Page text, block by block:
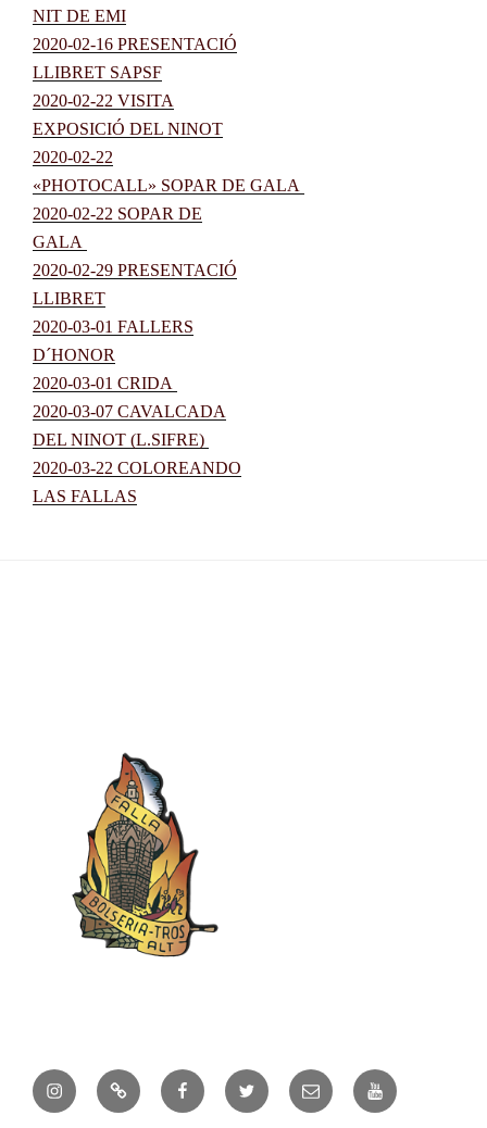
NIT DE EMI
2020-02-16 PRESENTACIÓ
LLIBRET SAPSF
2020-02-22 VISITA
EXPOSICIÓ DEL NINOT
2020-02-22
«PHOTOCALL» SOPAR DE GALA
2020-02-22 SOPAR DE
GALA
2020-02-29 PRESENTACIÓ
LLIBRET
2020-03-01 FALLERS
D´HONOR
2020-03-01 CRIDA
2020-03-07 CAVALCADA
DEL NINOT (L.SIFRE)
2020-03-22 COLOREANDO
LAS FALLAS
InstagramTikTok FacebookTwitter Correo
electrónico
Youtube